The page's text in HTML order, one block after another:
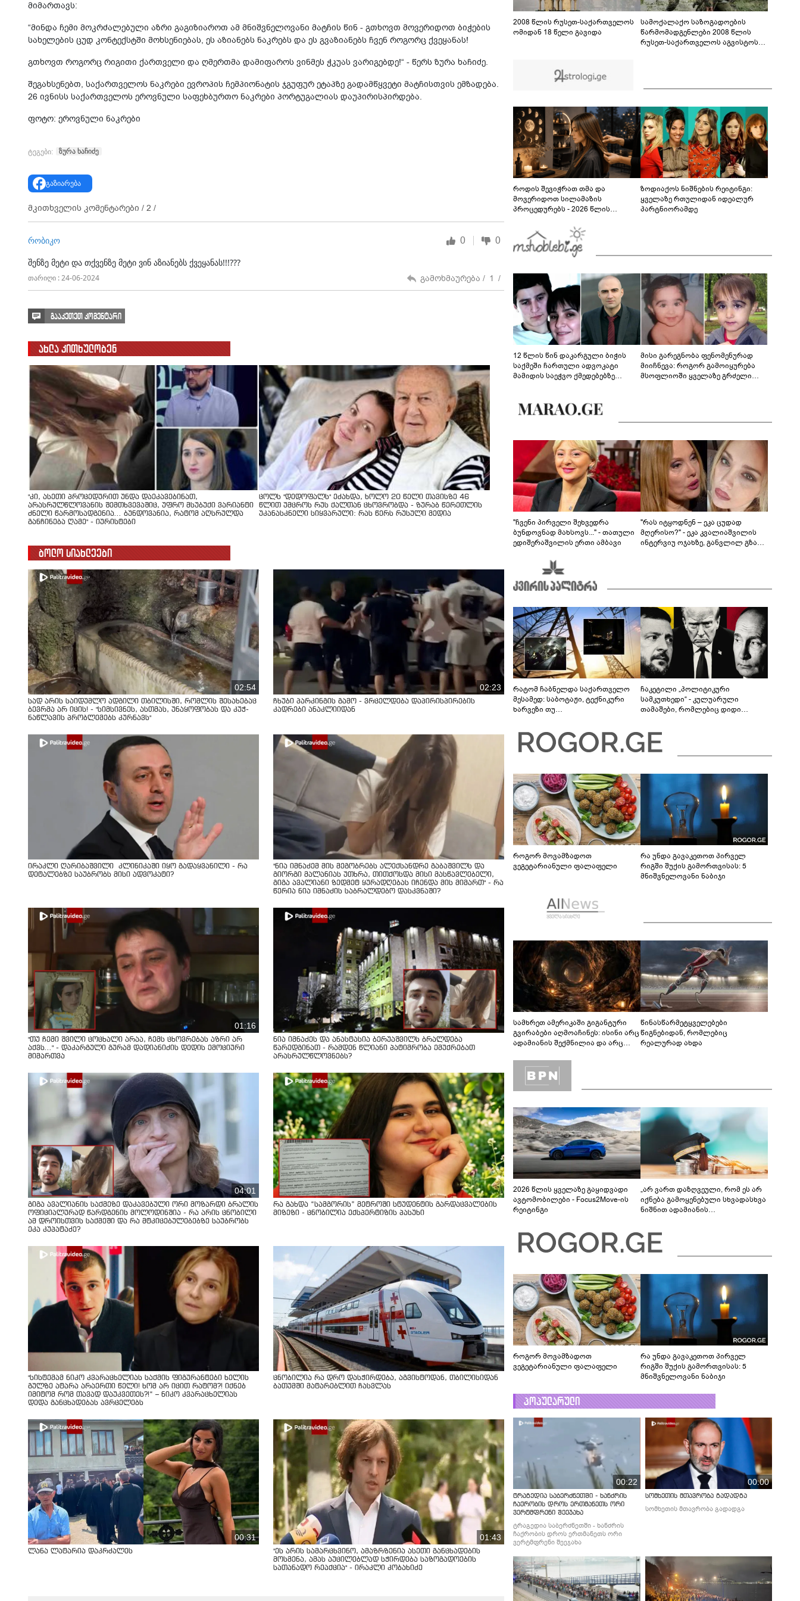
პატიმრობა ემუქრებათ არასრულწლოვნებს?
მიმართავს:
“მინდა ჩემი მოკრძალებული აზრი გაგიზიაროთ ამ მნიშვნელოვანი მატჩის წინ - გთხოვთ მოვერიდოთ ბიჭების
სახელების ცუდ კონტექსტში მოხსენიებას, ეს აზიანებს ნაკრებს და ეს გვაზიანებს ჩვენ როგორც ქვეყანას!
გთხოვთ როგორც რიგითი ქართველი და ღმერთმა დამიფაროს ვინმეს ჭკუას ვარიგებდე!“ - წერს ზურა ხაჩიძე.
შეგახსენებთ, საქართველოს ნაკრები ევროპის ჩემპიონატის ჯგუფურ ეტაპზე გადამწყვეტი მატჩისთვის ემზადება.
26 ივნისს საქართველოს ეროვნული საფეხბურთო ნაკრები პორტუგალიას დაუპირისპირდება.
ფოტო: ეროვნული ნაკრები
ტეგები: ზურა ხაჩიძე
გაზიარება
მკითხველის კომენტარები / 2 /
რობიკო 0 0
შენზე მეტი და თქვენზე მეტი ვინ აზიანებს ქვეყანას!!!???
თარიღი : 24-06-2024 გამოხმაურება / 1 /
გააკეთეთ კომენტარი
ახლა კითხულობენ
"კი, ასეთი პროცედურით უნდა დაეკავებინათ,
არასრულწლოვანის შემთხვევაშიც, უფრო მსუბუქი ვარიანტი
ძნელი წარმოსადგენია... ბუნდოვანია, რატომ აღსრულდა
განჩინება ღამე" - იურისტები
ცოლს "დედოფალს" ეძახდა, ხოლო 20 წელი თავისზე 46
წლით უმცროს რუს ქალთან ცხოვრობდა - ზურაბ წერეთლის
უკანასკნელი სიყვარული: რას წერს რუსული მედია
ბოლო სიახლეები
02:54
სად არის საიდუმლო ადგილი თბილისში, რომლის შესახებაც
ბევრმა არ იცის! - "სიმსივნეს, ასთმას, უნაყოფობას და კუჭ-
ნაწლავის პრობლემებს კურნავს"
02:23
ჩხუბი პარკინგის გამო - ვრცელდება დაპირისპირების
კადრები ანაკლიიდან
ირაკლი ღარიბაშვილი კლინიკაში იყო გადაყვანილი - რა
დეტალებზე საუბრობს მისი ადვოკატი?
"ნია იმნაძემ მის მეგობრებს ალექსანდრე გაბაშვილს და
გიორგი მალანიას უთხრა, თითქოსდა მისი მასწავლებელი,
გიგა ავალიანი ზედმეტ ყურადღებას იჩენდა მის მიმართ" - რა
წერია ნია იმნაძის საბრალდებო დასკვნაში?
01:16
"თუ ჩემი შვილი ცოცხალი არაა, ჩემს ცხოვრებას აზრი არ
აქვს..." - დაკარგული გურამ დადიანიძის დედის ემოციური
მიმართვა
ნია იმნაძეს და ანასტასია ბერუაშვილს ბრალდება
წარედგინათ - რამდენ წლიანი პატიმრობა ემუქრებათ
არასრულწლოვნებს?
04:01
გიგა ავალიანის საქმეზე დაკავებული ორი მოზარდი ბრალის
ოფიციალურად წარდგენის მოლოდინშია - რა არის ცნობილი
ამ დროისთვის საქმეში და რა მტკიცებულებებზე საუბრობს
ეკა კუპატაძე?
რა გახდა “სამგორის” მეტროში სტუდენტის გარდაცვალების
მიზეზი - ცნობილია ექსპერტიზის პასუხი
"სისტემამ ნიკო კვარაცხელიას საქმის ფიგურანტები ხელის
გულზე ატარა არაერთი წელი! ხომ არ იცით რატომ?! იქნებ
იმიტომ რომ თავად დაუკვეთეს?!“ – ნიკო კვარაცხელიას
დედა განცხადებას ავრცელებს
ცნობილია რა დრო დასჭირდება, აგვისტოდან, თბილისიდან
ბათუმში მატარებლით ჩასვლას
00:31
ლანა ლატარია დაკრძალეს
01:43
"ეს არის სამარცხვინო, ამაზრზენია ასეთი განცხადების
მოსმენა, ამას აუცილებლად სჭირდება საზოგადოების
სათანადო რეაქცია" - ირაკლი კობახიძე
2008 წლის რუსეთ-საქართველოს
ომიდან 18 წელი გავიდა
სამოქალაქო საზოგადოების
წარმომადგენლები 2008 წლის
რუსეთ-საქართველოს აგვისტოს
როდის შევიჭრათ თმა და
მოვერიდოთ სილამაზის
პროცედურებს - 2026 წლის
გზამკვლევი
ზოდიაქოს ნიშნების რეიტინგი:
ყველაზე რთულიდან იდეალურ
პარტნიორამდე
12 წლის წინ დაკარგული ბიჭის
საქმეში ჩართული ადვოკატი
მამიდის საეჭვო ქმედებებზე
მოწოდებაზე... წლობით
მიმდინარეობდა საქმის
მისი გარეგნობა ფენომენურად
მიიჩნევა: როგორ გამოიყურება
მსოფლიოში ყველაზე გრძელი
"ჩვენი პირველი შეხვედრა
ბუნდოვნად მახსოვს..." - თათული
ედიშერაშვილის ერთი ამბავი
"რას იტყოდნენ – ეკა ცუდად
მღერისო?" - ეკა კვალიაშვილის
ინტერვიუ ოჯახზე, განვლილ გზასა
რატომ ჩაბნელდა საქართველო
მესამედ: საბოტაჟი, ტექნიკური
ხარვეზი თუ
ჩაკეტილი „პოლიტიკური
სამკუთხედი“ - კულუარული
თამაშები, რომლებიც დიდი
როგორ მოვამზადოთ
ვეგეტარიანული ფალაფელი
რა უნდა გავაკეთოთ პირველ
რიგში შუქის გამორთვისას: 5
მნიშვნელოვანი ნაბიჯი
სამხრეთ ამერიკაში გიგანტური
გვირაბები აღმოაჩინეს: ისინი არც
ადამიანის შექმნილია და არც
ლაბირინთები?
წინასწარმეტყველებები
წიგნებიდან, რომლებიც
რეალურად ახდა
2026 წლის ყველაზე გაყიდვადი
ავტომობილები - Focus2Move-ის
რეიტინგი
„არ ვართ დაზღვეული, რომ ეს არ
იქნება გამოყენებული სხვადასხვა
ნიშნით ადამიანის
უფსკრულისკენ მიდის“
როგორ მოვამზადოთ
ვეგეტარიანული ფალაფელი
რა უნდა გავაკეთოთ პირველ
რიგში შუქის გამორთვისას: 5
მნიშვნელოვანი ნაბიჯი
პოპულარული
00:22
ტრაგედია საბერძნეთში - ხანძრის
ჩაქრობის დროს ერთმანეთს ორი
ვერტმფრენი შეეჯახა
ტრაგედია საბერძნეთში - ხანძრის
ჩაქრობის დროს ერთმანეთს ორი
ვერტმფრენი შეეჯახა
00:00
სომხეთის მთავრობა გადადგა
სომხეთის მთავრობა გადადგა